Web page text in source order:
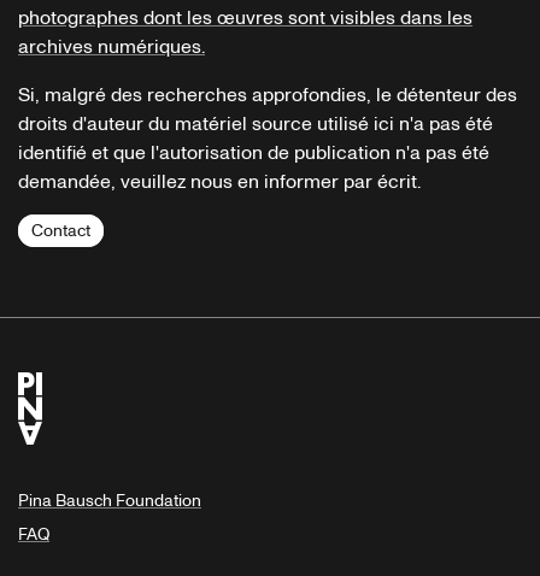
photographes dont les œuvres sont visibles dans les
archives numériques.
Si, malgré des recherches approfondies, le détenteur des
droits d'auteur du matériel source utilisé ici n'a pas été
identifié et que l'autorisation de publication n'a pas été
demandée, veuillez nous en informer par écrit.
Contact
Pina Bausch Foundation
FAQ